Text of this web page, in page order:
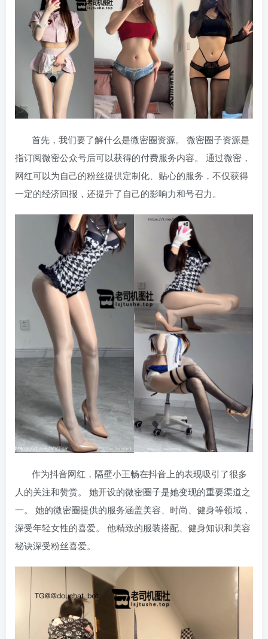
首先，我们要了解什么是微密圈资源。 微密圈子资源是
指订阅微密公众号后可以获得的付费服务内容。 通过微密，
网红可以为自己的粉丝提供定制化、贴心的服务，不仅获得
一定的经济回报，还提升了自己的影响力和号召力。
作为抖音网红，隔壁小王畅在抖音上的表现吸引了很多
人的关注和赞赏。 她开设的微密圈子是她变现的重要渠道之
一。 她的微密圈提供的服务涵盖美容、时尚、健身等领域，
深受年轻女性的喜爱。 他精致的服装搭配、健身知识和美容
秘诀深受粉丝喜爱。